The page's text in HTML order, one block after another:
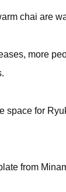
chai are
more
space for
from